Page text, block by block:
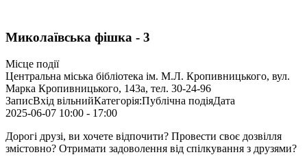
Миколаївська фішка - 3
Місце події
Центральна міська бібліотека ім. М.Л. Кропивницького, вул.
Марка Кропивницького, 143а, тел. 30-24-96
ЗаписВхід вільнийКатегорія:Публічна подіяДата
2025-06-07 10:00 - 17:00
Дорогі друзі, ви хочете відпочити? Провести своє дозвілля
змістовно? Отримати задоволення від спілкування з друзями?